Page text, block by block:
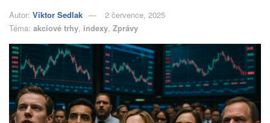
Autor: Viktor Sedlak
2 července, 2025
Téma: akciové trhy, indexy, Zprávy